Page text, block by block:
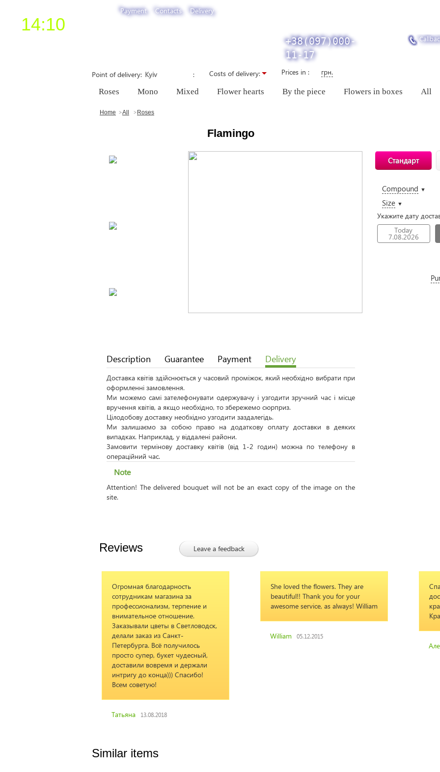
14:10
Payment Contacts Delivery
+38(097)000-
11-17
Point of delivery Costs of delivery: Prices in : грн.
Roses Mono Mixed Flower hearts By the piece Flowers in boxes All
Home All Roses
Flamingo
Description Guarantee Payment Delivery
Доставка квітів здійснюється у часовий проміжок, який необхідно вибрати при
оформленні замовлення.
Ми можемо самі зателефонувати одержувачу і узгодити зручний час і місце
вручення квітів, а якщо необхідно, то збережемо сюрприз.
Цілодобову доставку необхідно узгодити заздалегідь.
Ми залишаємо за собою право на додаткову оплату доставки в деяких
випадках. Наприклад, у віддалені райони.
Замовити термінову доставку квітів (від 1-2 годин) можна по телефону в
операційний час.
Note
Attention! The delivered bouquet will not be an exact copy of the image on the
site.
Стандарт
Compound ▼
Size ▼
Укажите дату
Today
7.08.2026
Reviews Leave a feedback
Заказывали цветы в Светловодск,
She loved the flowers. They are
beautiful!! Thank you for your
awesome service, as always! William
William
Спасибо!!! Очень приятно что
доставили по времени и очень
красивый букет. Доставка была в
Similar items